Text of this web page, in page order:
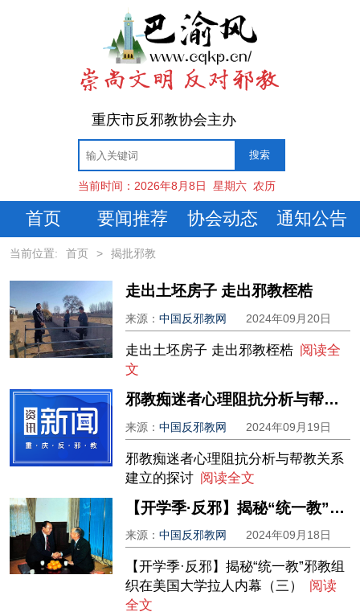
重庆市反邪教协会主办
当前时间： 2026年8月8日 星期六 农历
首页 要闻推荐 协会动态 通知公告
当前位置: 首页 > 揭批邪教
走出土坯房子 走出邪教桎梏
来源：中国反邪教网 2024年09月20日
走出土坯房子 走出邪教桎梏 阅读全
文
邪教痴迷者心理阻抗分析与帮教关系建立的探讨
来源：中国反邪教网 2024年09月19日
邪教痴迷者心理阻抗分析与帮教关系
建立的探讨 阅读全文
【开学季·反邪】揭秘“统一教”邪教组织在美国大学拉人内幕（三）
来源：中国反邪教网 2024年09月18日
【开学季·反邪】揭秘“统一教”邪教组
织在美国大学拉人内幕（三）
阅读
全文